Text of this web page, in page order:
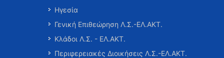
Ηγεσία
Γενική Επιθεώρηση Λ.Σ.-ΕΛ.ΑΚΤ.
Κλάδοι Λ.Σ. - ΕΛ.ΑΚΤ.
Περιφερειακές Διοικήσεις Λ.Σ.-ΕΛ.ΑΚΤ.